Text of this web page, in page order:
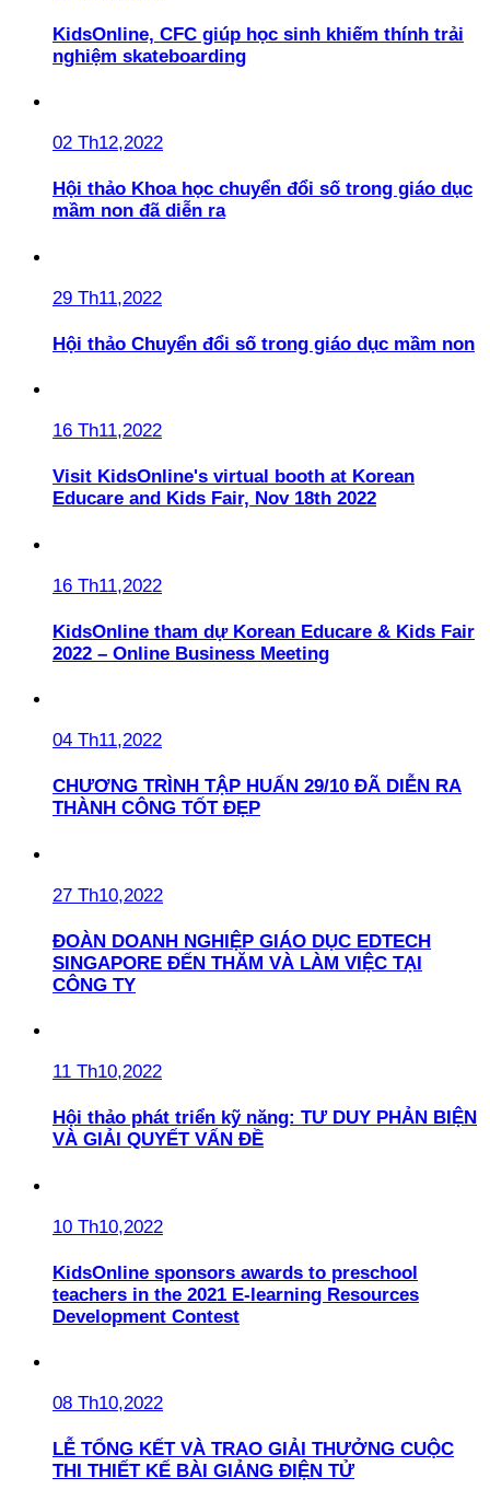
KidsOnline, CFC giúp học sinh khiếm thính trải
nghiệm skateboarding
02 Th12,2022
Hội thảo Khoa học chuyển đổi số trong giáo dục
mầm non đã diễn ra
29 Th11,2022
Hội thảo Chuyển đổi số trong giáo dục mầm non
16 Th11,2022
Visit KidsOnline's virtual booth at Korean
Educare and Kids Fair, Nov 18th 2022
16 Th11,2022
KidsOnline tham dự Korean Educare & Kids Fair
2022 – Online Business Meeting
04 Th11,2022
CHƯƠNG TRÌNH TẬP HUẤN 29/10 ĐÃ DIỄN RA
THÀNH CÔNG TỐT ĐẸP
27 Th10,2022
ĐOÀN DOANH NGHIỆP GIÁO DỤC EDTECH
SINGAPORE ĐẾN THĂM VÀ LÀM VIỆC TẠI
CÔNG TY
11 Th10,2022
Hội thảo phát triển kỹ năng: TƯ DUY PHẢN BIỆN
VÀ GIẢI QUYẾT VẤN ĐỀ
10 Th10,2022
KidsOnline sponsors awards to preschool
teachers in the 2021 E-learning Resources
Development Contest
08 Th10,2022
LỄ TỔNG KẾT VÀ TRAO GIẢI THƯỞNG CUỘC
THI THIẾT KẾ BÀI GIẢNG ĐIỆN TỬ